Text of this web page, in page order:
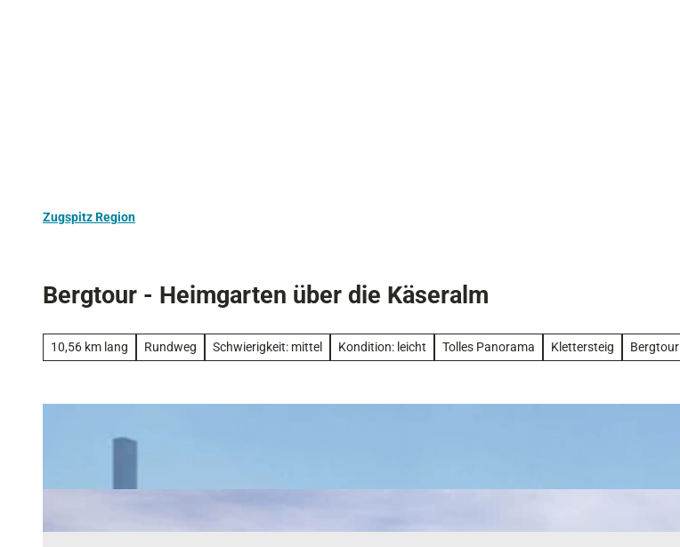
Zugspitz Region
Bergtour - Heimgarten über die Käseralm
10,56 km lang Rundweg Schwierigkeit: mittel Kondition: leicht Tolles Panorama Klettersteig Bergtour